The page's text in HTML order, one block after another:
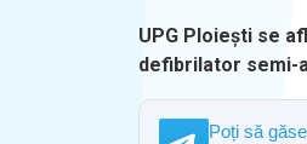
UPG Ploiești se
defibrilator semi-
Poți să